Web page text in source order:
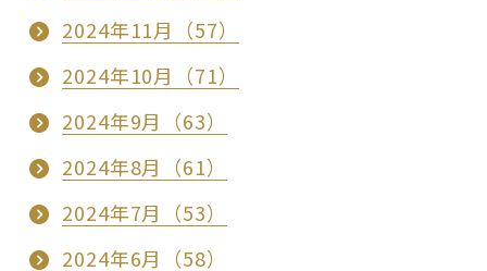
2024年11月（57）
2024年10月（71）
2024年9月（63）
2024年8月（61）
2024年7月（53）
2024年6月（58）